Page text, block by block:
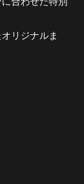
リジナルま